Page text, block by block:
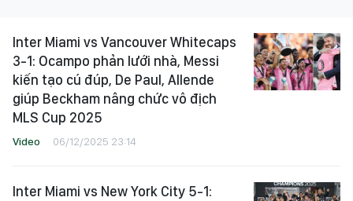
Inter Miami vs Vancouver Whitecaps
3-1: Ocampo phản lưới nhà, Messi
kiến tạo cú đúp, De Paul, Allende
giúp Beckham nâng chức vô địch
MLS Cup 2025
Video 06/12/2025 23:14
Inter Miami vs New York City 5-1: